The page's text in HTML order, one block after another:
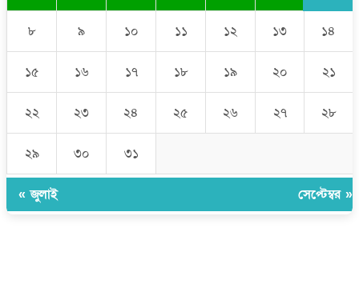
৮ ৯ ১০ ১১ ১২ ১৩ ১৪
১৫ ১৬ ১৭ ১৮ ১৯ ২০ ২১
২২ ২৩ ২৪ ২৫ ২৬ ২৭ ২৮
২৯ ৩০ ৩১
« জুলাই সেপ্টেম্বর »